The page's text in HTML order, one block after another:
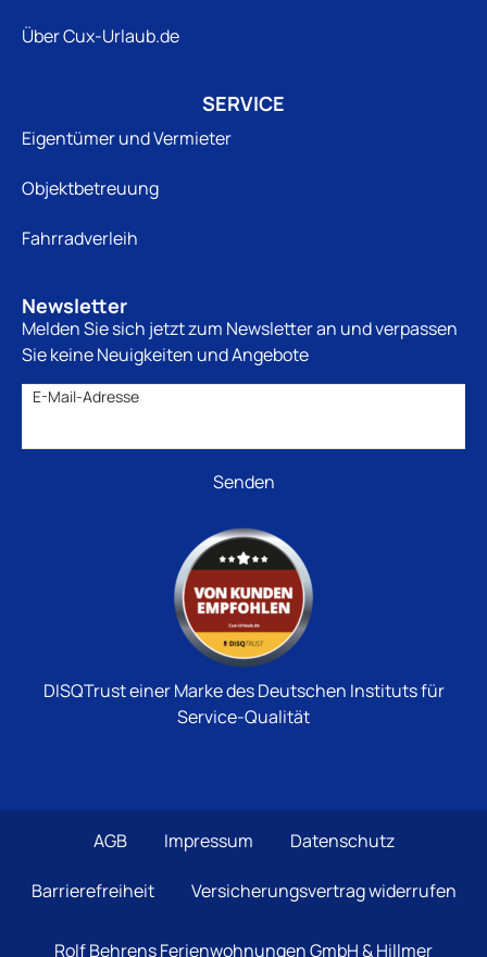
Über Cux-Urlaub.de
SERVICE
Eigentümer und Vermieter
Objektbetreuung
Fahrradverleih
Newsletter
Melden Sie sich jetzt zum Newsletter an und verpassen
Sie keine Neuigkeiten und Angebote
E-Mail-Adresse
DISQTrust einer Marke des Deutschen Instituts für
Service-Qualität
AGB Impressum Datenschutz
Barrierefreiheit Versicherungsvertrag widerrufen
Rolf Behrens Ferienwohnungen GmbH & Hillmer